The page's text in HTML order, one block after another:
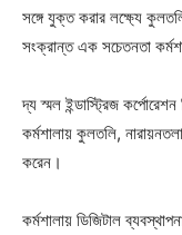
সঙ্গে যুক্ত করার লক্ষ্যে
সংক্রান্ত এক সচেতনতা
দ্য স্মল ইন্ডাস্ট্রিজ
কর্মশালায় কুলতলি,
করেন।
কর্মশালায় ডিজিটাল